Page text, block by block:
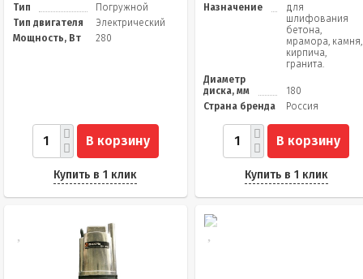
Тип
Погружной
Тип двигателя
Электрический
Мощность, Вт
280
В корзину
Купить в 1 клик
Назначение
для
шлифования
бетона,
мрамора, камня,
кирпича,
гранита.
Диаметр
диска, мм
180
Страна бренда
Россия
В корзину
Купить в 1 клик